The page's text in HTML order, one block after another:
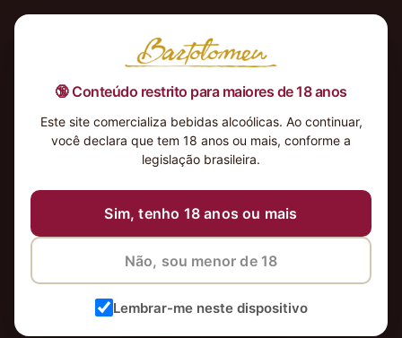
🔞 Conteúdo restrito para maiores de 18 anos
Este site comercializa bebidas alcoólicas. Ao continuar,
você declara que tem 18 anos ou mais, conforme a
legislação brasileira.
Sim, tenho 18 anos ou mais
Não, sou menor de 18
Lembrar-me neste dispositivo